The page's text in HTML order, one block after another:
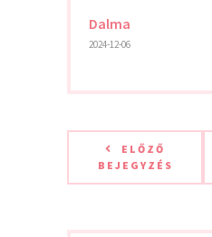
Dalma
2024-12-06
ELŐZŐ
BEJEGYZÉS